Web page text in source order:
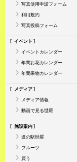
写真使用申請フォーム
利用規約
写真投稿フォーム
イベント
イベントカレンダー
年間お花カレンダー
年間果物カレンダー
メディア
メディア情報
動画で見る世羅
施設案内
道の駅世羅
フルーツ
買う